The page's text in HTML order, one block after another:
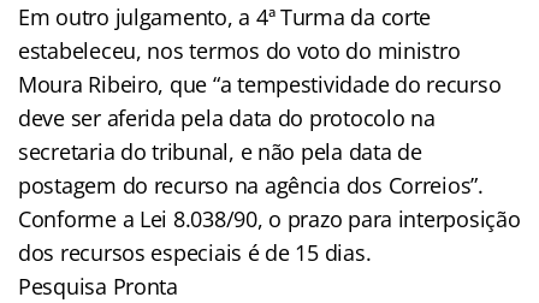
Em outro julgamento, a 4ª Turma da corte
estabeleceu, nos termos do voto do ministro
Moura Ribeiro, que “a tempestividade do recurso
deve ser aferida pela data do protocolo na
secretaria do tribunal, e não pela data de
postagem do recurso na agência dos Correios”.
Conforme a Lei 8.038/90, o prazo para interposição
dos recursos especiais é de 15 dias.
Pesquisa Pronta